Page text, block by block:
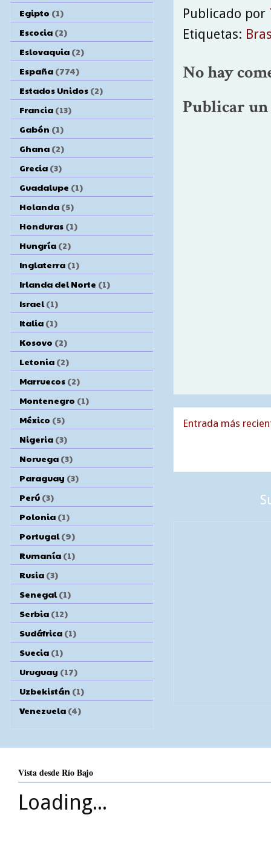
Publicado por
Etiquetas:
No hay
Publicar
Entrada más
Egipto (1)
Escocia (2)
Eslovaquia (2)
España (774)
Estados Unidos (2)
Francia (13)
Gabón (1)
Ghana (2)
Grecia (3)
Guadalupe (1)
Holanda (5)
Honduras (1)
Hungría (2)
Inglaterra (1)
Irlanda del Norte (1)
Israel (1)
Italia (1)
Kosovo (2)
Letonia (2)
Marruecos (2)
Montenegro (1)
México (5)
Nigeria (3)
Noruega (3)
Paraguay (3)
Perú (3)
Polonia (1)
Portugal (9)
Rumanía (1)
Rusia (3)
Senegal (1)
Serbia (12)
Sudáfrica (1)
Suecia (1)
Uruguay (17)
Uzbekistán (1)
Venezuela (4)
Vista desde Río Bajo
Loading...